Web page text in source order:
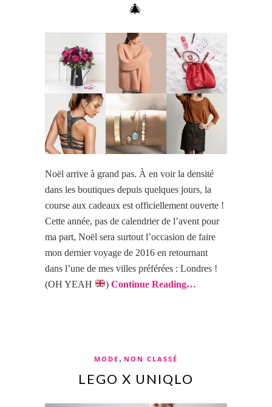
🎄
Noël arrive à grand pas. À en voir la densité
dans les boutiques depuis quelques jours, la
course aux cadeaux est officiellement ouverte !
Cette année, pas de calendrier de l’avent pour
ma part, Noël sera surtout l’occasion de faire
mon dernier voyage de 2016 en retournant
dans l’une de mes villes préférées : Londres !
(OH YEAH
)Continue Reading…
MODE , NON CLASSÉ
LEGO X UNIQLO